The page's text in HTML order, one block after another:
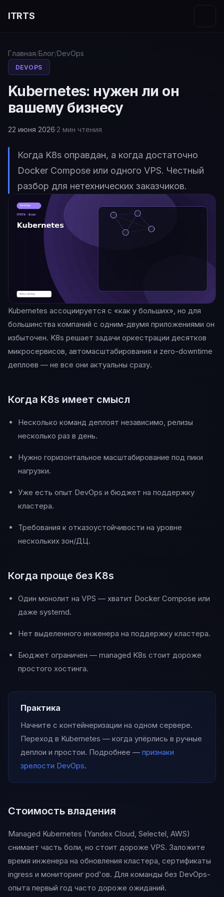
ITRTS
Главная/Блог/DevOps
DEVOPS
Kubernetes: нужен ли он
вашему бизнесу
22 июня 2026·2 мин чтения
Когда K8s оправдан, а когда достаточно
Docker Compose или одного VPS. Честный
разбор для нетехнических заказчиков.
Kubernetes ассоциируется с «как у больших», но для
большинства компаний с одним-двумя приложениями он
избыточен. K8s решает задачи оркестрации десятков
микросервисов, автомасштабирования и zero-downtime
деплоев — не все они актуальны сразу.
Когда K8s имеет смысл
Несколько команд деплоят независимо, релизы
несколько раз в день.
Нужно горизонтальное масштабирование под пики
нагрузки.
Уже есть опыт DevOps и бюджет на поддержку
кластера.
Требования к отказоустойчивости на уровне
нескольких зон/ДЦ.
Когда проще без K8s
Один монолит на VPS — хватит Docker Compose или
даже systemd.
Нет выделенного инженера на поддержку кластера.
Бюджет ограничен — managed K8s стоит дороже
простого хостинга.
Практика
Начните с контейнеризации на одном сервере.
Переход в Kubernetes — когда упёрлись в ручные
деплои и простои. Подробнее — признаки
зрелости DevOps.
Стоимость владения
Managed Kubernetes (Yandex Cloud, Selectel, AWS)
снимает часть боли, но стоит дороже VPS. Заложите
время инженера на обновления кластера, сертификаты
ingress и мониторинг pod'ов. Для команды без DevOps-
опыта первый год часто дороже ожиданий.